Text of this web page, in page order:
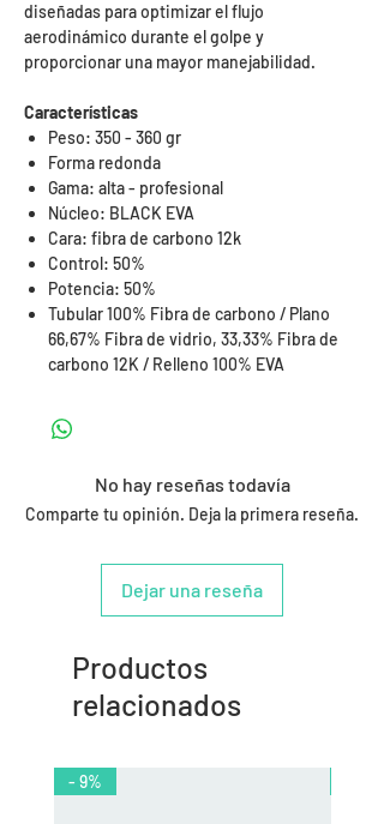
diseñadas para optimizar el flujo
aerodinámico durante el golpe y
proporcionar una mayor manejabilidad.
Características
Peso: 350 - 360 gr
Forma redonda
Gama: alta - profesional
Núcleo: BLACK EVA
Cara: fibra de carbono 12k
Control: 50%
Potencia: 50%
Tubular 100% Fibra de carbono / Plano
66,67% Fibra de vidrio, 33,33% Fibra de
carbono 12K / Relleno 100% EVA
No hay reseñas todavía
Comparte tu opinión. Deja la primera reseña.
Dejar una reseña
Productos
relacionados
- 9%